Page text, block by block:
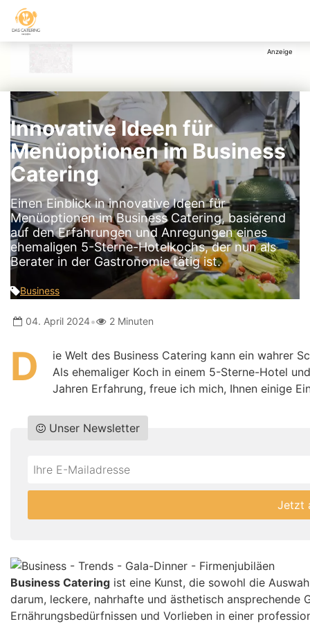
Innovative Ideen für
Menüoptionen im Business
Catering
Einen Einblick in innovative Ideen für
Menüoptionen im Business Catering, basierend
auf den Erfahrungen und Anregungen eines
ehemaligen 5-Sterne-Hotelkochs, der nun als
Berater in der Gastronomie tätig ist.
Business
04. April 2024• 2 Minuten
D
ie Welt des Business Catering kann ein wahrer
Als ehemaliger Koch in einem 5-Sterne-Hotel
Jahren Erfahrung, freue ich mich, Ihnen einige
Do
fill
Unser Newsletter
*Ihre
Mailadresse:
Jetzt
Business Catering ist eine Kunst, die sowohl die
darum, leckere, nahrhafte und ästhetisch ansprechende
Ernährungsbedürfnissen und Vorlieben in einer